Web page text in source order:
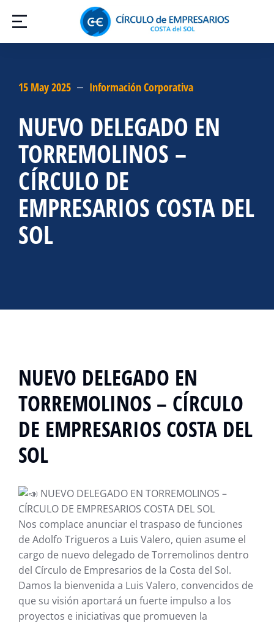
15 May 2025 Información Corporativa
NUEVO DELEGADO EN
TORREMOLINOS –
CÍRCULO DE
EMPRESARIOS COSTA DEL
SOL
NUEVO DELEGADO EN
TORREMOLINOS – CÍRCULO
DE EMPRESARIOS COSTA DEL
SOL
NUEVO DELEGADO EN TORREMOLINOS –
CÍRCULO DE EMPRESARIOS COSTA DEL SOL
Nos complace anunciar el traspaso de funciones
de Adolfo Trigueros a Luis Valero, quien asume el
cargo de nuevo delegado de Torremolinos dentro
del Círculo de Empresarios de la Costa del Sol.
Damos la bienvenida a Luis Valero, convencidos de
que su visión aportará un fuerte impulso a los
proyectos e iniciativas que promueven la